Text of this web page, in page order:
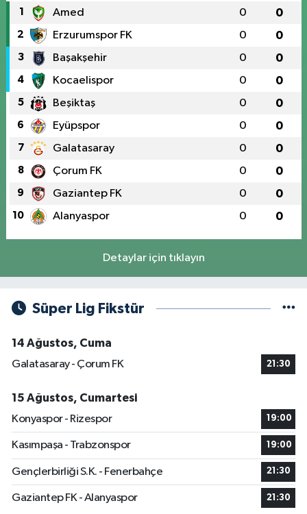
1 Amed 0 0
2 Erzurumspor FK 0 0
3 Başakşehir 0 0
4 Kocaelispor 0 0
5 Beşiktaş 0 0
6 Eyüpspor 0 0
7 Galatasaray 0 0
8 Çorum FK 0 0
9 Gaziantep FK 0 0
10 Alanyaspor 0 0
Detaylar için tıklayın
Süper Lig Fikstür
14 Ağustos, Cuma
Galatasaray - Çorum FK
21:30
15 Ağustos, Cumartesi
Konyaspor - Rizespor
19:00
Kasımpaşa - Trabzonspor 19:00
Gençlerbirliği S.K. - Fenerbahçe 21:30
Gaziantep FK - Alanyaspor 21:30